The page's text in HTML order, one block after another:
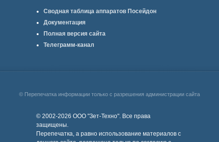
Сводная таблица аппаратов Посейдон
Документация
Полная версия сайта
Телеграмм-канал
© Перепечатка информации только с разрешения администрации сайта
© 2002-2026 ООО "Зет-Техно". Все права
защищены.
Перепечатка, а равно использование материалов с